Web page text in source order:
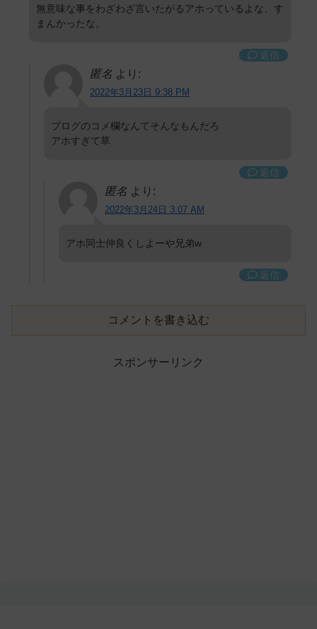
無意味な事をわざわざ言いたがるアホっているよな、す
まんかったな。
返信
匿名 より:
2022年3月23日 9:38 PM
ブログのコメ欄なんてそんなもんだろ
アホすぎて草
返信
匿名 より:
2022年3月24日 3:07 AM
アホ同士仲良くしよーや兄弟w
返信
コメントを書き込む
スポンサーリンク